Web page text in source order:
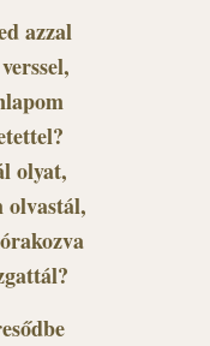
azzal
olyat,
olvastál,